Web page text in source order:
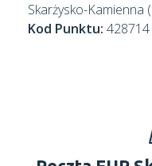
Skarżysko-Kamienna
Kod Punktu: 428714